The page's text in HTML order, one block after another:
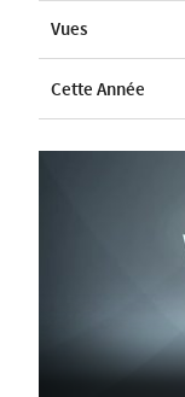
Vues
Cette Année